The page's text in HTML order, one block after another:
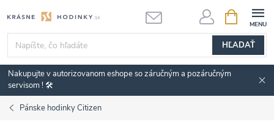
na
obsah
HĽADAŤ
KOŠÍK
Nakupujte v autorizovanom eshope so záručným a pozáručným
servisom ! 🛠️
Pánske hodinky Citizen